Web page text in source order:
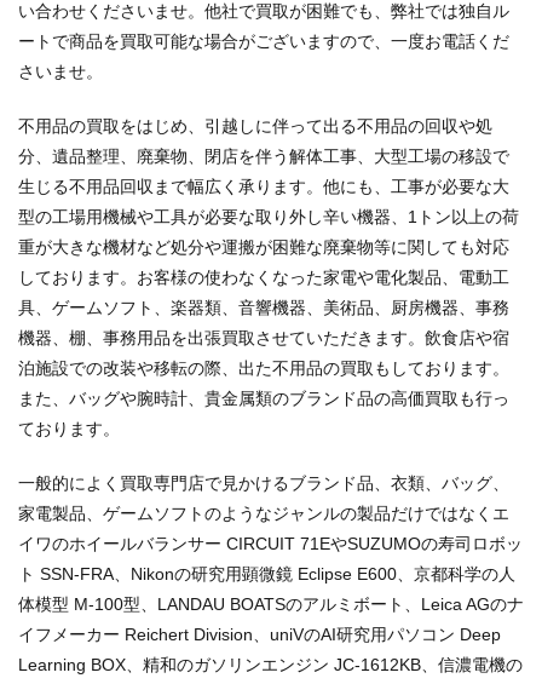
い合わせくださいませ。他社で買取が困難でも、弊社では独自ル
ートで商品を買取可能な場合がございますので、一度お電話くだ
さいませ。
不用品の買取をはじめ、引越しに伴って出る不用品の回収や処
分、遺品整理、廃棄物、閉店を伴う解体工事、大型工場の移設で
生じる不用品回収まで幅広く承ります。他にも、工事が必要な大
型の工場用機械や工具が必要な取り外し辛い機器、1トン以上の荷
重が大きな機材など処分や運搬が困難な廃棄物等に関しても対応
しております。お客様の使わなくなった家電や電化製品、電動工
具、ゲームソフト、楽器類、音響機器、美術品、厨房機器、事務
機器、棚、事務用品を出張買取させていただきます。飲食店や宿
泊施設での改装や移転の際、出た不用品の買取もしております。
また、バッグや腕時計、貴金属類のブランド品の高価買取も行っ
ております。
一般的によく買取専門店で見かけるブランド品、衣類、バッグ、
家電製品、ゲームソフトのようなジャンルの製品だけではなくエ
イワのホイールバランサー CIRCUIT 71EやSUZUMOの寿司ロボッ
ト SSN-FRA、Nikonの研究用顕微鏡 Eclipse E600、京都科学の人
体模型 M-100型、LANDAU BOATSのアルミボート、Leica AGのナ
イフメーカー Reichert Division、uniVのAI研究用パソコン Deep
Learning BOX、精和のガソリンエンジン JC-1612KB、信濃電機の